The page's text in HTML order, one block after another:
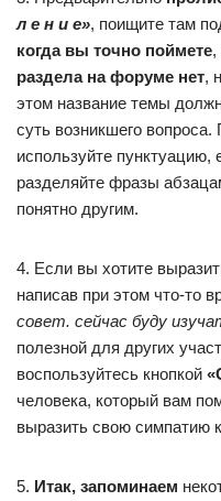
л е н и е», поищите там
когда вы точно поймете,
раздела на форуме нет,
этом название темы
суть возникшего
используйте
разделяйте фразы
понятно другим.
4. Если вы хотите
написав при этом что-то
совет. сейчас буду
полезной для других
воспользуйтесь кнопкой
человека, который вам
выразить свою симпатию
5. Итак, запоминаем